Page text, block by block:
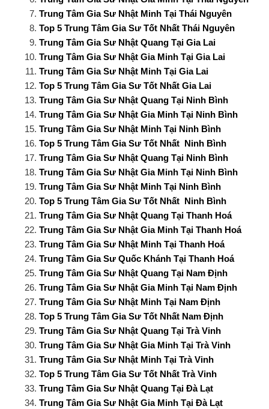
Trung Tâm Gia Sư Nhật Minh Tại Thái Nguyên
Top 5 Trung Tâm Gia Sư Tốt Nhất Thái Nguyên
Trung Tâm Gia Sư Nhật Quang Tại Gia Lai
Trung Tâm Gia Sư Nhật Gia Minh Tại Gia Lai
Trung Tâm Gia Sư Nhật Minh Tại Gia Lai
Top 5 Trung Tâm Gia Sư Tốt Nhất Gia Lai
Trung Tâm Gia Sư Nhật Quang Tại Ninh Bình
Trung Tâm Gia Sư Nhật Gia Minh Tại Ninh Bình
Trung Tâm Gia Sư Nhật Minh Tại Ninh Bình
Top 5 Trung Tâm Gia Sư Tốt Nhất Ninh Bình
Trung Tâm Gia Sư Nhật Quang Tại Ninh Bình
Trung Tâm Gia Sư Nhật Gia Minh Tại Ninh Bình
Trung Tâm Gia Sư Nhật Minh Tại Ninh Bình
Top 5 Trung Tâm Gia Sư Tốt Nhất Ninh Bình
Trung Tâm Gia Sư Nhật Quang Tại Thanh Hoá
Trung Tâm Gia Sư Nhật Gia Minh Tại Thanh Hoá
Trung Tâm Gia Sư Nhật Minh Tại Thanh Hoá
Trung Tâm Gia Sư Quốc Khánh Tại Thanh Hoá
Trung Tâm Gia Sư Nhật Quang Tại Nam Định
Trung Tâm Gia Sư Nhật Gia Minh Tại Nam Định
Trung Tâm Gia Sư Nhật Minh Tại Nam Định
Top 5 Trung Tâm Gia Sư Tốt Nhất Nam Định
Trung Tâm Gia Sư Nhật Quang Tại Trà Vinh
Trung Tâm Gia Sư Nhật Gia Minh Tại Trà Vinh
Trung Tâm Gia Sư Nhật Minh Tại Trà Vinh
Top 5 Trung Tâm Gia Sư Tốt Nhất Trà Vinh
Trung Tâm Gia Sư Nhật Quang Tại Đà Lạt
Trung Tâm Gia Sư Nhật Gia Minh Tại Đà Lạt